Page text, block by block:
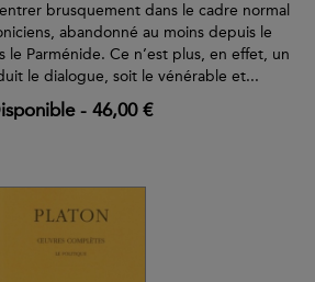
brusquement dans le cadre normal
abandonné au moins depuis le
le Parménide. Ce n’est plus, en effet, un
le dialogue, soit le vénérable et...
- 46,00 €